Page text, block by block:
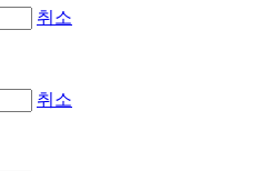
취소
취소